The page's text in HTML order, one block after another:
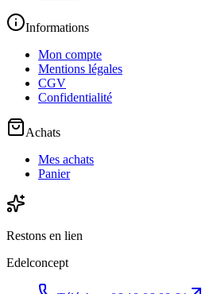
Informations
Mon compte
Mentions légales
CGV
Confidentialité
Achats
Mes achats
Panier
Restons en lien
Edelconcept